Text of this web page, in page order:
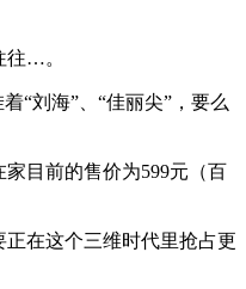
往…。
“刘海”、“佳丽尖”，要么
目前的售价为599元（百
在这个三维时代里抢占更